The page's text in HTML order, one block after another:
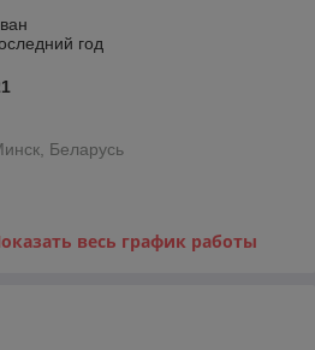
год
Беларусь
весь график работы